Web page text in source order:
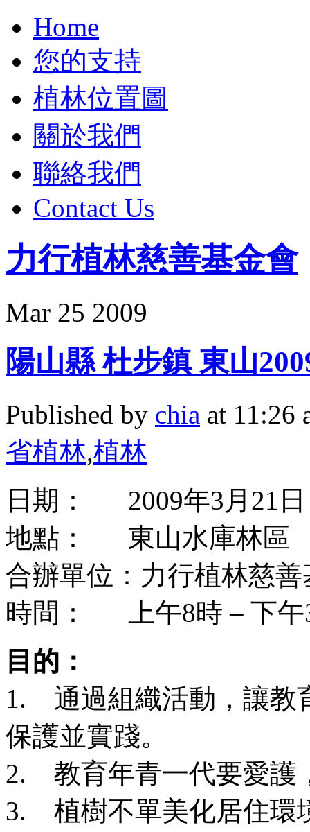
Home
您的支持
植林位置圖
關於我們
聯絡我們
Contact Us
力行植林慈善基金會
Mar 25 2009
陽山縣 杜步鎮 東山
Published by chia at 11:26
省植林,植林
日期： 2009年3月21日
地點： 東山水庫林區
合辦單位：力行植林慈
時間： 上午8時 – 下午
目的：
1. 通過組織活動，讓教
保護並實踐。
2. 教育年青一代要愛護
3. 植樹不單美化居住環